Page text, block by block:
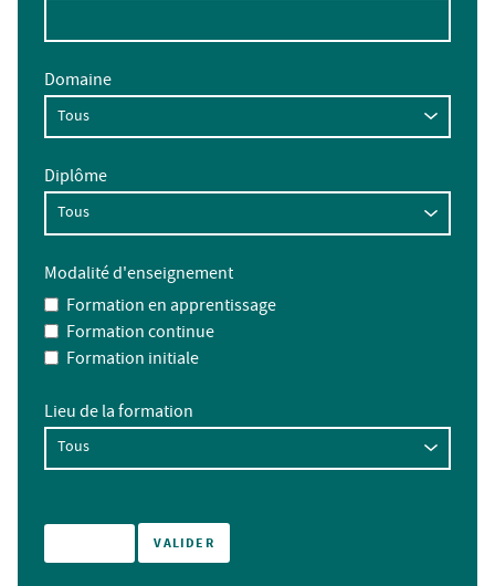
Domaine
Diplôme
Modalité d'enseignement
Formation en apprentissage
Formation continue
Formation initiale
Lieu de la formation